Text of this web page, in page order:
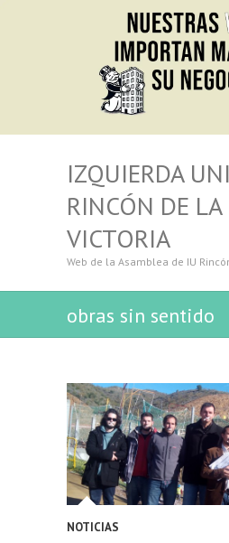
IZQUIERDA
RINCÓN DE LA
VICTORIA
Web de la Asamblea de IU
obras sin sentido
NOTICIAS